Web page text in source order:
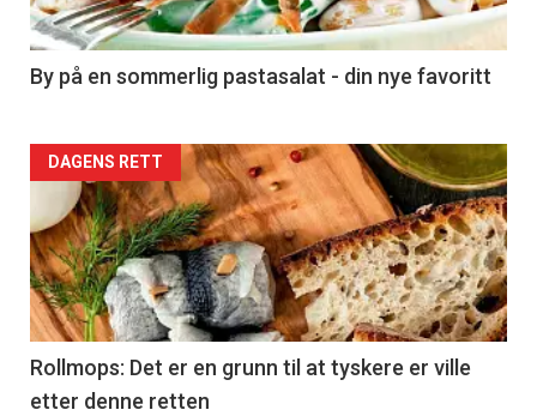
-
5
By på en sommerlig pastasalat - din nye favoritt
Forsiden
akkurat
nå
-
6
DAGENS RETT
Rollmops: Det er en grunn til at tyskere er ville
etter denne retten